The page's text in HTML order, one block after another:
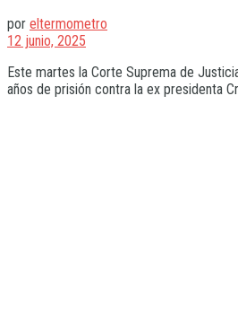
por eltermometro
12 junio, 2025
Este martes la Corte Suprema de
años de prisión contra la ex presidenta